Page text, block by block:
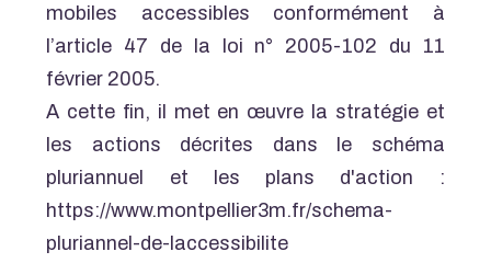
mobiles accessibles conformément à
l’article 47 de la loi n° 2005-102 du 11
février 2005.
A cette fin, il met en œuvre la stratégie et
les actions décrites dans le schéma
pluriannuel et les plans d'action :
https://www.montpellier3m.fr/schema-
pluriannel-de-laccessibilite